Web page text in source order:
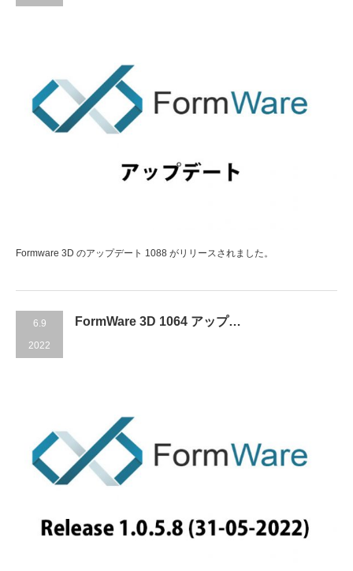
Formware 3D のアップデート 1088 がリリースされました。
6.9
2022
FormWare 3D 1064 アップ…